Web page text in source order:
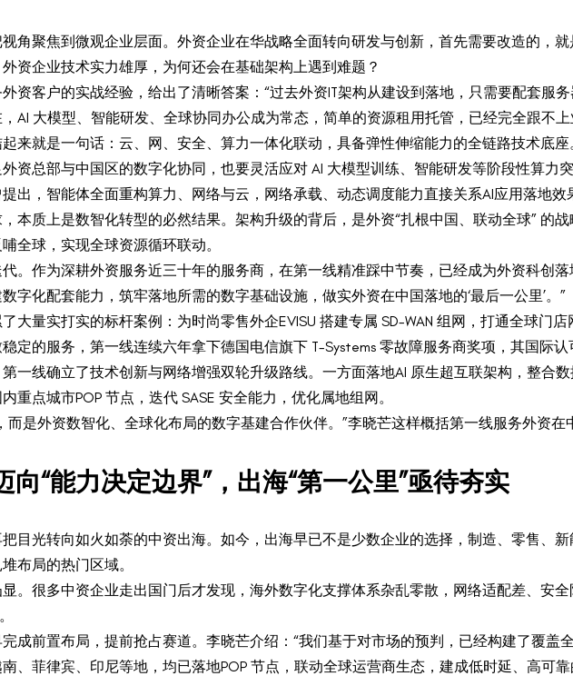
角聚焦到微观企业层面。外资企业在华战略全面转向研发与创新，首先需要改造的，就
资企业技术实力雄厚，为何还会在基础架构上遇到难题？
资客户的实战经验，给出了清晰答案：“过去外资IT架构从建设到落地，只需要配套服
AI 大模型、智能研发、全球协同办公成为常态，简单的资源租用托管，已经完全跟不上
来就是一句话：云、网、安全、算力一体化联动，具备弹性伸缩能力的全链路技术底
资总部与中国区的数字化协同，也要灵活应对 AI 大模型训练、智能研发等阶段性算力突
出，智能体全面重构算力、网络与云，网络承载、动态调度能力直接关系AI应用落地效
本质上是数智化转型的必然结果。架构升级的背后，是外资“扎根中国、联动全球” 的
全球，实现全球资源循环联动。
。作为深耕外资服务近三十年的服务商，在第一线精准踩中节奏，已经成为外资科创落
字化配套能力，筑牢落地所需的数字基础设施，做实外资在中国落地的‘最后一公里’。”
大量实打实的标杆案例：为时尚零售外企EVISU 搭建专属 SD-WAN 组网，打通全球门
定的服务，第一线连续六年拿下德国电信旗下 T-Systems 零故障服务商奖项，其国际认
一线确立了技术创新与网络增强双轮升级路线。一方面落地AI 原生超互联架构，整合
重点城市POP 节点，迭代 SASE 安全能力，优化属地组网。
而是外资数智化、全球化布局的数字基建合作伙伴。”李晓芒这样概括第一线服务外资在
向“能力决定边界”，出海“第一公里”亟待夯实
目光转向如火如荼的中资出海。如今，出海早已不是少数企业的选择，制造、零售、
布局的热门区域。
。很多中资企业走出国门后才发现，海外数字化支撑体系杂乱零散，网络适配差、安
成前置布局，提前抢占赛道。李晓芒介绍：“我们基于对市场的预判，已经构建了覆盖
、菲律宾、印尼等地，均已落地POP 节点，联动全球运营商生态，建成低时延、高可